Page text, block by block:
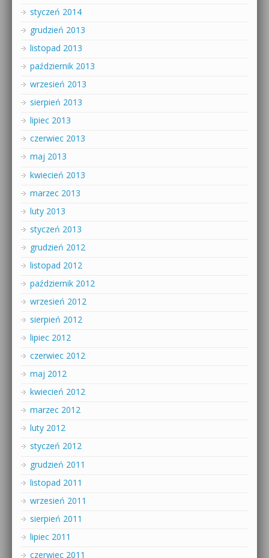
styczeń 2014
grudzień 2013
listopad 2013
październik 2013
wrzesień 2013
sierpień 2013
lipiec 2013
czerwiec 2013
maj 2013
kwiecień 2013
marzec 2013
luty 2013
styczeń 2013
grudzień 2012
listopad 2012
październik 2012
wrzesień 2012
sierpień 2012
lipiec 2012
czerwiec 2012
maj 2012
kwiecień 2012
marzec 2012
luty 2012
styczeń 2012
grudzień 2011
listopad 2011
wrzesień 2011
sierpień 2011
lipiec 2011
czerwiec 2011